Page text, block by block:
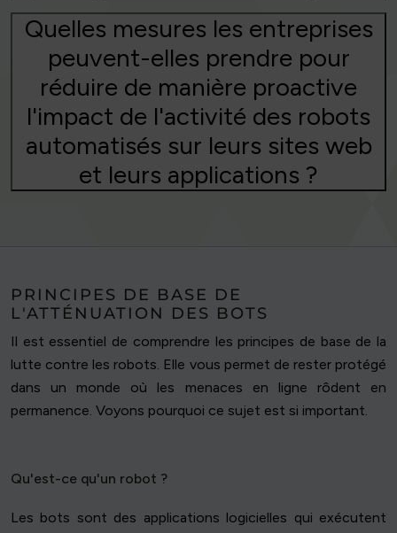
Quelles mesures les entreprises
peuvent-elles prendre pour
réduire de manière proactive
l'impact de l'activité des robots
automatisés sur leurs sites web
et leurs applications ?
PRINCIPES DE BASE DE
L'ATTÉNUATION DES BOTS
Il est essentiel de comprendre les principes de base de la
lutte contre les robots. Elle vous permet de rester protégé
dans un monde où les menaces en ligne rôdent en
permanence. Voyons pourquoi ce sujet est si important.
Qu'est-ce qu'un robot ?
Les bots sont des applications logicielles qui exécutent